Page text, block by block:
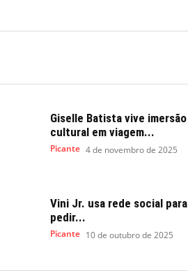
Giselle Batista vive imersão
cultural em viagem...
Picante 4 de novembro de 2025
Vini Jr. usa rede social para
pedir...
Picante 10 de outubro de 2025